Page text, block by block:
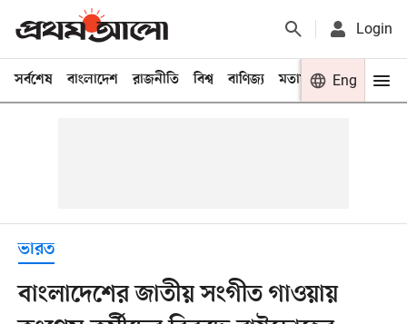
Login
সর্বশেষ বাংলাদেশ রাজনীতি বিশ্ব বাণিজ্য মতামত খেলা
Eng
ভারত
বাংলাদেশের জাতীয় সংগীত গাওয়ায়